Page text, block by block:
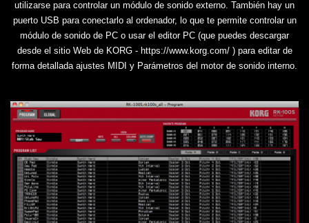
utilizarse para controlar un módulo de sonido externo. También hay un
puerto USB para conectarlo al ordenador, lo que te permite controlar un
módulo de sonido de PC o usar el editor PC (que puedes descargar
desde el sitio Web de KORG - https://www.korg.com/ ) para editar de
forma detallada ajustes MIDI y Parámetros del motor de sonido interno.